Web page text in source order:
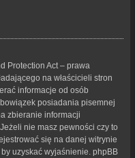
Protection Act – prawa
na właścicieli stron
informacje od osób
posiadania pisemnej
zbieranie informacji
nie masz pewności czy to
się na danej witrynie
uzyskać wyjaśnienie. phpBB